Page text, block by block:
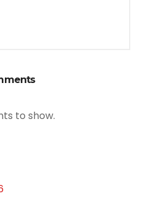
to show.